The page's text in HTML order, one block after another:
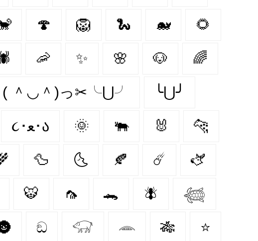
🍄 🦁 🐍 🐋 🌻
🦐 ✨ 🌸 🐶 🌈
( ＾◡＾)っ✂╰⋃╯ ╰⋃╯
૮･ﻌ･ა 🌞 🐃 🐰 🐆
🦆 🌜 🍂 ☄️ 🫏
🐯 🦟 🐊 🪰 𓆉
ඞ 𓃟 𓂎 🎋 ⭐